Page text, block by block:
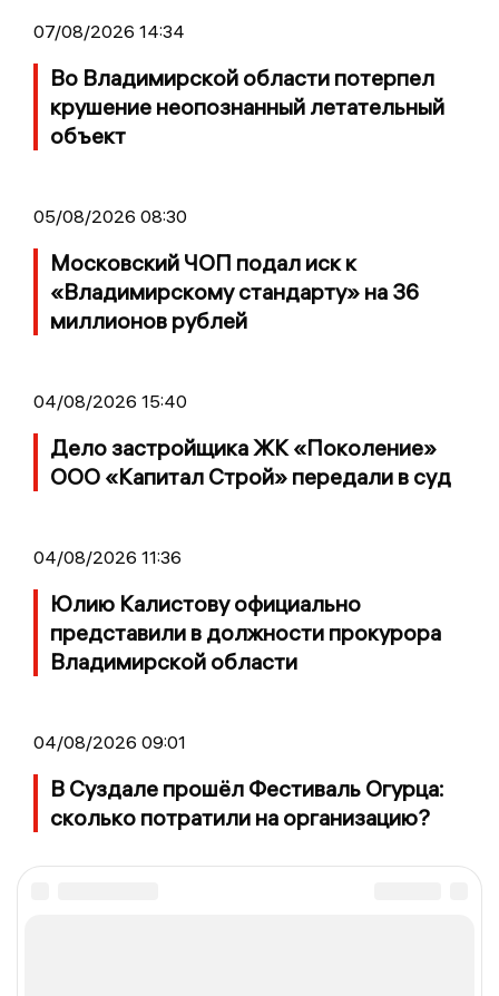
07/08/2026 14:34
Во Владимирской области потерпел
крушение неопознанный летательный
объект
05/08/2026 08:30
Московский ЧОП подал иск к
«Владимирскому стандарту» на 36
миллионов рублей
04/08/2026 15:40
Дело застройщика ЖК «Поколение»
ООО «Капитал Строй» передали в суд
04/08/2026 11:36
Юлию Калистову официально
представили в должности прокурора
Владимирской области
04/08/2026 09:01
В Суздале прошёл Фестиваль Огурца:
сколько потратили на организацию?